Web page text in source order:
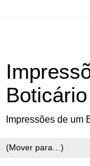
Impressões de um